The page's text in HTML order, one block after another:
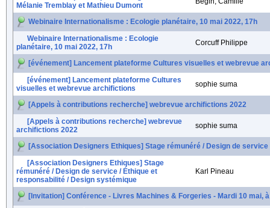
Mélanie Tremblay et Mathieu Dumont
Webinaire Internationalisme : Ecologie planétaire, 10 mai 2022, 17h
Webinaire Internationalisme : Ecologie
planétaire, 10 mai 2022, 17h
Corcuff Philippe
[événement] Lancement plateforme Cultures visuelles et webrevue
[événement] Lancement plateforme Cultures
visuelles et webrevue archifictions
sophie suma
[Appels à contributions recherche] webrevue archifictions 2022
[Appels à contributions recherche] webrevue
archifictions 2022
sophie suma
[Association Designers Ethiques] Stage rémunéré / Design de
[Association Designers Ethiques] Stage
rémunéré / Design de service / Éthique et
responsabilité / Design systémique
Karl Pineau
[Invitation] Conférence - Livres Machines & Forgeries - Mardi 10 mai,